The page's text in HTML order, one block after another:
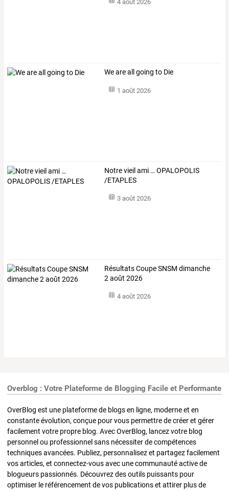
4 août 2026
We are all going to Die
1 août 2026
Notre vieil ami … OPALOPOLIS
/ETAPLES
3 août 2026
Résultats Coupe SNSM dimanche
2 août 2026
4 août 2026
Overblog : Votre Plateforme de Blogging Facile et Performante
OverBlog est une plateforme de blogs en ligne, moderne et en
constante évolution, conçue pour vous permettre de créer et gérer
facilement votre propre blog. Avec OverBlog, lancez votre blog
personnel ou professionnel sans nécessiter de compétences
techniques avancées. Publiez, personnalisez et partagez facilement
vos articles, et connectez-vous avec une communauté active de
blogueurs passionnés. Découvrez des outils puissants pour
optimiser le référencement de vos publications et attirer plus de